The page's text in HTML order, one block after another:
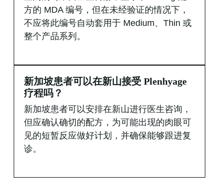
方的 MDA 编号，但在未经验证的情况下，
不应将此编号自动套用于 Medium、Thin 或
整个产品系列。
新加坡患者可以在新山接受 Plenhyage
疗程吗？
新加坡患者可以安排在新山进行医生咨询，
但应确认确切的配方，为可能出现的肉眼可
见的短暂反应做好计划，并确保能够跟进复
诊。